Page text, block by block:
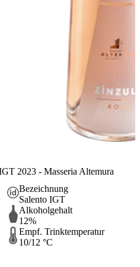
2023 - Masseria Altemura
Bezeichnung
Salento IGT
Alkoholgehalt
12%
Empf. Trinktemperatur
10/12 °C